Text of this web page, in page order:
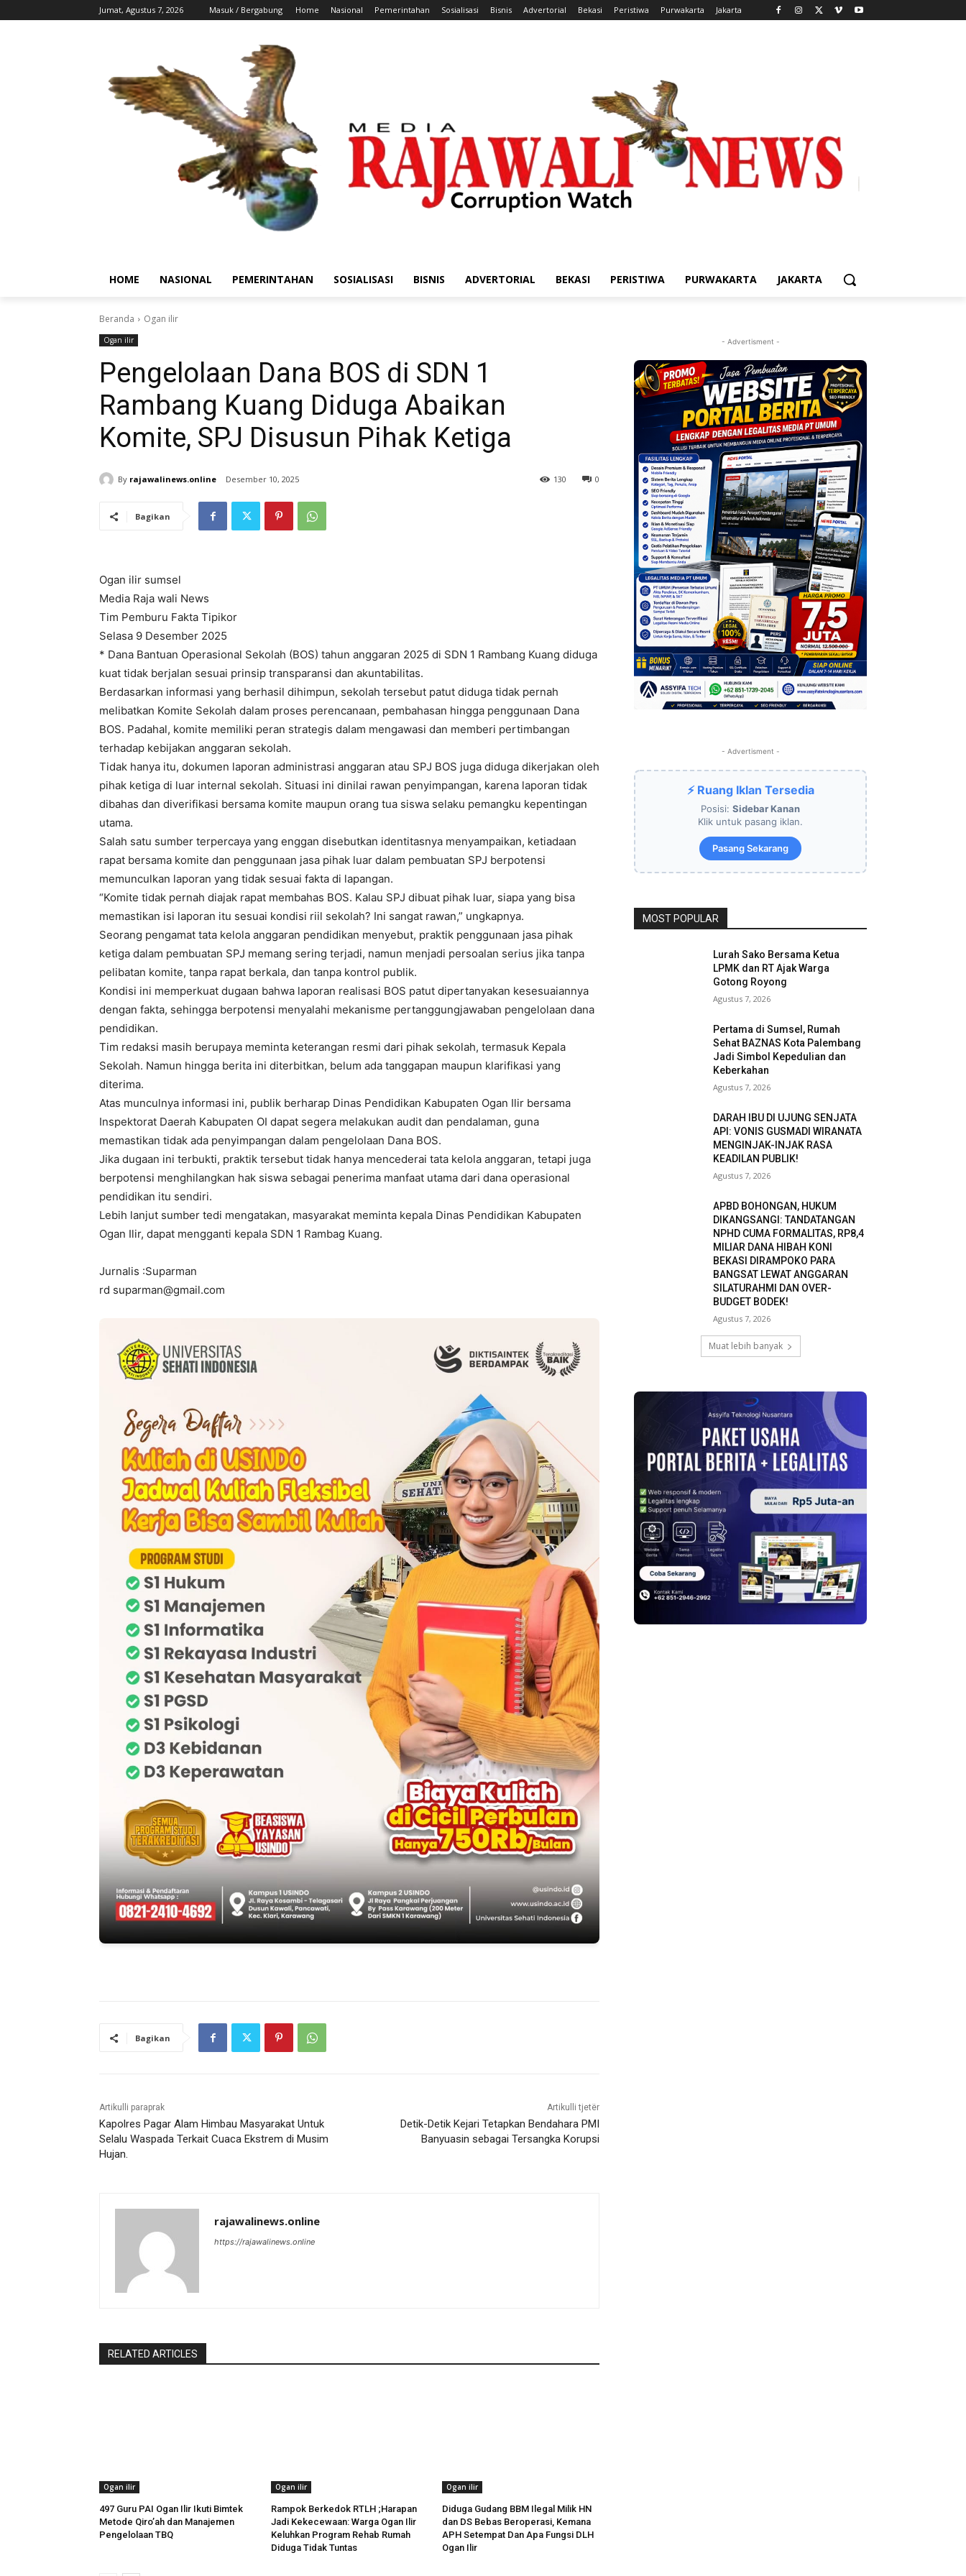
Jumat, Agustus 7, 2026 Masuk / Bergabung Home Nasional Pemerintahan Sosialisasi Bisnis Advertorial Bekasi Peristiwa Purwakarta Jakarta
HOME NASIONAL PEMERINTAHAN SOSIALISASI BISNIS ADVERTORIAL BEKASI PERISTIWA PURWAKARTA JAKARTA
Beranda Ogan ilir
Ogan ilir
Pengelolaan Dana BOS di SDN 1
Rambang Kuang Diduga Abaikan
Komite, SPJ Disusun Pihak Ketiga
By rajawalinews.online Desember 10, 2025 0
130
Bagikan
Ogan ilir sumsel
Media Raja wali News
Tim Pemburu Fakta Tipikor
Selasa 9 Desember 2025
* Dana Bantuan Operasional Sekolah (BOS) tahun anggaran 2025 di SDN 1 Rambang Kuang diduga
kuat tidak berjalan sesuai prinsip transparansi dan akuntabilitas.
Berdasarkan informasi yang berhasil dihimpun, sekolah tersebut patut diduga tidak pernah
melibatkan Komite Sekolah dalam proses perencanaan, pembahasan hingga penggunaan Dana
BOS. Padahal, komite memiliki peran strategis dalam mengawasi dan memberi pertimbangan
terhadap kebijakan anggaran sekolah.
Tidak hanya itu, dokumen laporan administrasi anggaran atau SPJ BOS juga diduga dikerjakan oleh
pihak ketiga di luar internal sekolah. Situasi ini dinilai rawan penyimpangan, karena laporan tidak
dibahas dan diverifikasi bersama komite maupun orang tua siswa selaku pemangku kepentingan
utama.
Salah satu sumber terpercaya yang enggan disebutkan identitasnya menyampaikan, ketiadaan
rapat bersama komite dan penggunaan jasa pihak luar dalam pembuatan SPJ berpotensi
memunculkan laporan yang tidak sesuai fakta di lapangan.
“Komite tidak pernah diajak rapat membahas BOS. Kalau SPJ dibuat pihak luar, siapa yang bisa
memastikan isi laporan itu sesuai kondisi riil sekolah? Ini sangat rawan,” ungkapnya.
Seorang pengamat tata kelola anggaran pendidikan menyebut, praktik penggunaan jasa pihak
ketiga dalam pembuatan SPJ memang sering terjadi, namun menjadi persoalan serius jika tanpa
pelibatan komite, tanpa rapat berkala, dan tanpa kontrol publik.
Kondisi ini memperkuat dugaan bahwa laporan realisasi BOS patut dipertanyakan kesesuaiannya
dengan fakta, sehingga berpotensi menyalahi mekanisme pertanggungjawaban pengelolaan dana
pendidikan.
Tim redaksi masih berupaya meminta keterangan resmi dari pihak sekolah, termasuk Kepala
Sekolah. Namun hingga berita ini diterbitkan, belum ada tanggapan maupun klarifikasi yang
diterima.
Atas munculnya informasi ini, publik berharap Dinas Pendidikan Kabupaten Ogan Ilir bersama
Inspektorat Daerah Kabupaten OI dapat segera melakukan audit dan pendalaman, guna
memastikan tidak ada penyimpangan dalam pengelolaan Dana BOS.
Jika dugaan ini terbukti, praktik tersebut tidak hanya mencederai tata kelola anggaran, tetapi juga
berpotensi menghilangkan hak siswa sebagai penerima manfaat utama dari dana operasional
pendidikan itu sendiri.
Lebih lanjut sumber tedi mengatakan, masyarakat meminta kepala Dinas Pendidikan Kabupaten
Ogan Ilir, dapat mengganti kepala SDN 1 Rambag Kuang.
Jurnalis :Suparman
rd suparman@gmail.com
Bagikan
Artikulli paraprak
Kapolres Pagar Alam Himbau Masyarakat Untuk
Selalu Waspada Terkait Cuaca Ekstrem di Musim
Hujan.
Artikulli tjetër
Detik-Detik Kejari Tetapkan Bendahara PMI
Banyuasin sebagai Tersangka Korupsi
rajawalinews.online
https://rajawalinews.online
RELATED ARTICLES
Ogan ilir
497 Guru PAI Ogan Ilir Ikuti Bimtek
Metode Qiro’ah dan Manajemen
Pengelolaan TBQ
Ogan ilir
Rampok Berkedok RTLH ;Harapan
Jadi Kekecewaan: Warga Ogan Ilir
Keluhkan Program Rehab Rumah
Diduga Tidak Tuntas
Ogan ilir
Diduga Gudang BBM Ilegal Milik HN
dan DS Bebas Beroperasi, Kemana
APH Setempat Dan Apa Fungsi DLH
Ogan Ilir
- Advertisment -
- Advertisment -
⚡ Ruang Iklan Tersedia
Posisi: Sidebar Kanan
Klik untuk pasang iklan.
Pasang Sekarang
MOST POPULAR
Lurah Sako Bersama Ketua
LPMK dan RT Ajak Warga
Gotong Royong
Agustus 7, 2026
Pertama di Sumsel, Rumah
Sehat BAZNAS Kota Palembang
Jadi Simbol Kepedulian dan
Keberkahan
Agustus 7, 2026
DARAH IBU DI UJUNG SENJATA
API: VONIS GUSMADI WIRANATA
MENGINJAK-INJAK RASA
KEADILAN PUBLIK!
Agustus 7, 2026
APBD BOHONGAN, HUKUM
DIKANGSANGI: TANDATANGAN
NPHD CUMA FORMALITAS, RP8,4
MILIAR DANA HIBAH KONI
BEKASI DIRAMPOKO PARA
BANGSAT LEWAT ANGGARAN
SILATURAHMI DAN OVER-
BUDGET BODEK!
Agustus 7, 2026
Muat lebih banyak